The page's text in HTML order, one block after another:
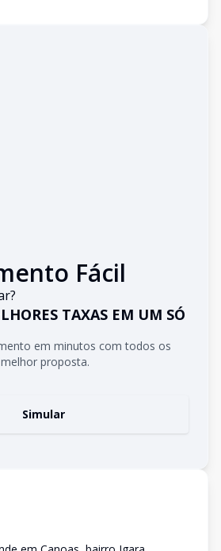
Fácil
TAXAS EM UM SÓ
em minutos com todos os
proposta.
Simular